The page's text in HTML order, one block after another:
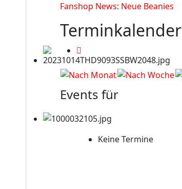
Fanshop News: Neue Beanies
Terminkalender
Events für
Keine Termine